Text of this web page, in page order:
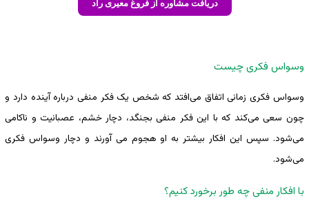
دریافت مشاوره از فروغ معیری راد
وسواس فکری چیست
وسواس فکری زمانی اتفاق می‌افتد که شخص یک فکر منفی درباره آینده دارد و
چون سعی می‌کند که با این فکر منفی بجنگد، دچار خشم، عصبانیت و ناکامی
می‌شود. سپس این افکار بیشتر به او هجوم می آورند و دچار وسواس فکری
می‌شود.
با افکار منفی چه طور برخورد کنیم؟